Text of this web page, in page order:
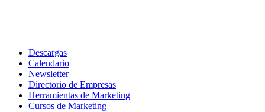
Descargas
Calendario
Newsletter
Directorio de Empresas
Herramientas de Marketing
Cursos de Marketing